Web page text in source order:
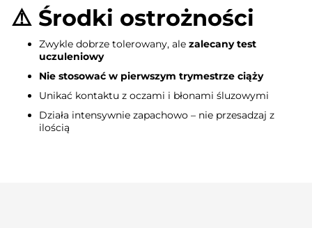
⚠️ Środki ostrożności
Zwykle dobrze tolerowany, alezalecany test
uczuleniowy
Nie stosować w pierwszym trymestrze ciąży
Unikać kontaktu z oczami i błonami śluzowymi
Działa intensywnie zapachowo – nie przesadzaj z
ilością